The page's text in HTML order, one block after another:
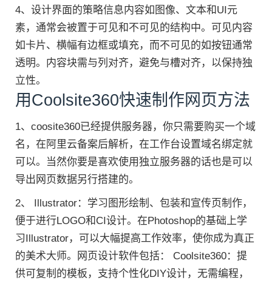
4、设计界面的策略信息内容如图像、文本和UI元
素，通常会被置于可见和不可见的结构中。可见内容
如卡片、横幅有边框或填充，而不可见的如按钮通常
透明。内容块需与列对齐，避免与槽对齐，以保持独
立性。
用Coolsite360快速制作网页方法
1、coosite360已经提供服务器，你只需要购买一个域
名，在阿里云备案后解析，在工作台设置域名绑定就
可以。当然你要是喜欢使用独立服务器的话也是可以
导出网页数据另行搭建的。
2、 Illustrator：学习图形绘制、包装和宣传页制作，
便于进行LOGO和CI设计。在Photoshop的基础上学
习Illustrator，可以大幅提高工作效率，使你成为真正
的美术大师。网页设计软件包括： Coolsite360：提
供可复制的模板，支持个性化DIY设计，无需编程，